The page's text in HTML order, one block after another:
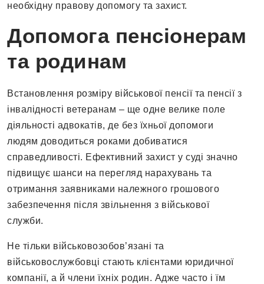
необхідну правову допомогу та захист.
Допомога пенсіонерам
та родинам
Встановлення розміру військової пенсії та пенсії з
інвалідності ветеранам – ще одне велике поле
діяльності адвокатів, де без їхньої допомоги
людям доводиться роками добиватися
справедливості. Ефективний захист у суді значно
підвищує шанси на перегляд нарахувань та
отримання заявниками належного грошового
забезпечення після звільнення з військової
служби.
Не тільки військовозобов’язані та
військовослужбовці стають клієнтами юридичної
компанії, а й члени їхніх родин. Адже часто і їм